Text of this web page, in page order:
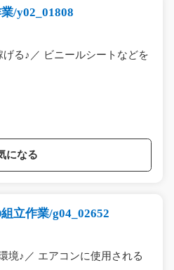
/y02_01808
る♪／ ビニールシートなどを
になる
立作業/g04_02652
境♪／ エアコンに使用される